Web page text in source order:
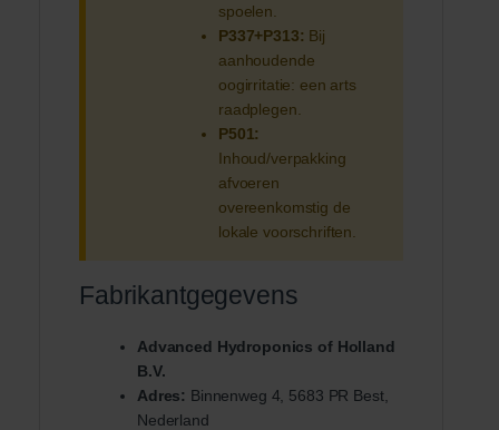
spoelen.
P337+P313: Bij
aanhoudende
oogirritatie: een arts
raadplegen.
P501:
Inhoud/verpakking
afvoeren
overeenkomstig de
lokale voorschriften.
Fabrikantgegevens
Advanced Hydroponics of Holland
B.V.
Adres: Binnenweg 4, 5683 PR Best,
Nederland